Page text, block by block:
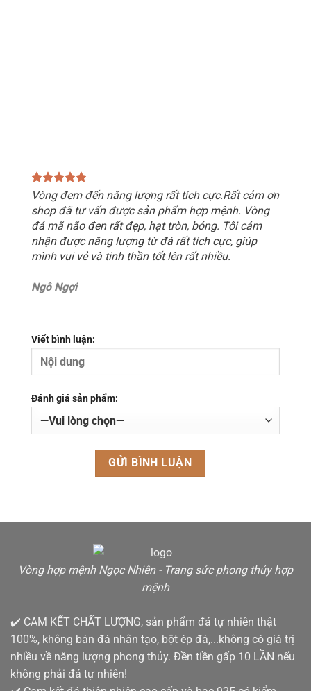
Vòng đem đến năng lượng rất tích cực.Rất cảm ơn
shop đã tư vấn được sản phẩm hợp mệnh. Vòng
đá mã não đen rất đẹp, hạt tròn, bóng. Tôi cảm
nhận được năng lượng từ đá rất tích cực, giúp
mình vui vẻ và tinh thần tốt lên rất nhiều.
Ngô Ngợi
Viết bình luận:
Đánh giá sản phẩm:
Vòng hợp mệnh Ngọc Nhiên - Trang sức phong thủy hợp
mệnh
✔️ CAM KẾT CHẤT LƯỢNG, sản phẩm đá tự nhiên thật
100%, không bán đá nhân tạo, bột ép đá,...không có giá trị
nhiều về năng lượng phong thủy. Đền tiền gấp 10 LẦN nếu
không phải đá tự nhiên!